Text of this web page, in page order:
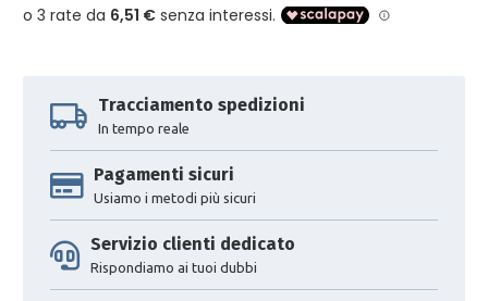
Tracciamento spedizioni
In tempo reale
Pagamenti sicuri
Usiamo i metodi più sicuri
Servizio clienti dedicato
Rispondiamo ai tuoi dubbi